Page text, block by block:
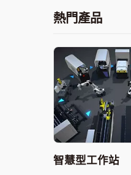
熱門產品
智慧型工作站